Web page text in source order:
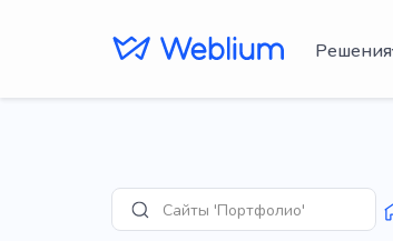
Решения
ПоискСайты 'Портфолио'